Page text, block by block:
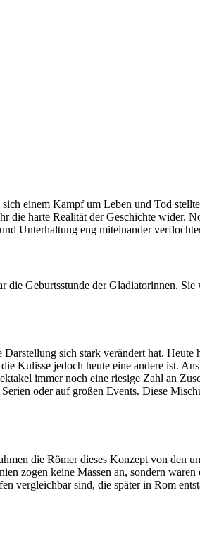
einem Kampf um Leben und Tod
die harte Realität der Geschichte wider.
Unterhaltung eng miteinander
Geburtsstunde der Gladiatorinnen.
sich stark verändert hat.
Kulisse jedoch heute eine andere ist.
immer noch eine riesige Zahl an
oder auf großen Events. Diese
die Römer dieses Konzept von den
zogen keine Massen an, sondern
vergleichbar sind, die später in Rom